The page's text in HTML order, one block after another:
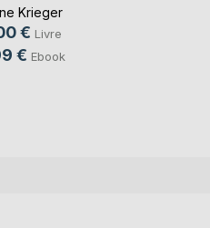
Krieger
€ Livre
€ Ebook